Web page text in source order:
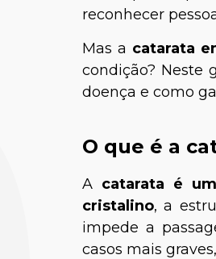
reconhecer
Mas a catarata
condição? Neste
doença e como
O que é a
A catarata é
cristalino, a
impede a
casos mais